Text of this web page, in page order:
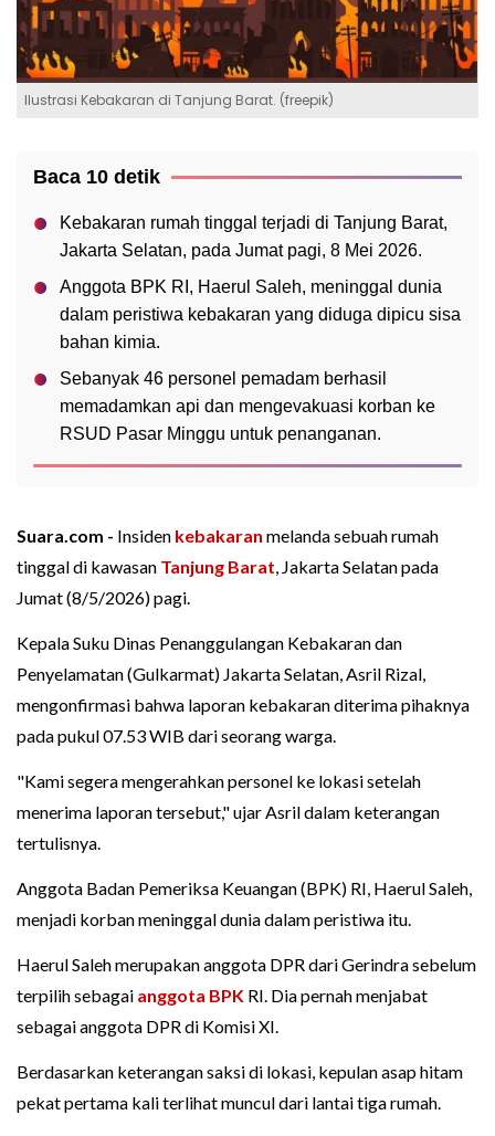
Ilustrasi Kebakaran di Tanjung Barat. (freepik)
Baca 10 detik
Kebakaran rumah tinggal terjadi di Tanjung Barat,
Jakarta Selatan, pada Jumat pagi, 8 Mei 2026.
Anggota BPK RI, Haerul Saleh, meninggal dunia
dalam peristiwa kebakaran yang diduga dipicu sisa
bahan kimia.
Sebanyak 46 personel pemadam berhasil
memadamkan api dan mengevakuasi korban ke
RSUD Pasar Minggu untuk penanganan.
Suara.com - Insiden kebakaran melanda sebuah rumah
tinggal di kawasan Tanjung Barat, Jakarta Selatan pada
Jumat (8/5/2026) pagi.
Kepala Suku Dinas Penanggulangan Kebakaran dan
Penyelamatan (Gulkarmat) Jakarta Selatan, Asril Rizal,
mengonfirmasi bahwa laporan kebakaran diterima pihaknya
pada pukul 07.53 WIB dari seorang warga.
"Kami segera mengerahkan personel ke lokasi setelah
menerima laporan tersebut," ujar Asril dalam keterangan
tertulisnya.
Anggota Badan Pemeriksa Keuangan (BPK) RI, Haerul Saleh,
menjadi korban meninggal dunia dalam peristiwa itu.
Haerul Saleh merupakan anggota DPR dari Gerindra sebelum
terpilih sebagai anggota BPK RI. Dia pernah menjabat
sebagai anggota DPR di Komisi XI.
Berdasarkan keterangan saksi di lokasi, kepulan asap hitam
pekat pertama kali terlihat muncul dari lantai tiga rumah.